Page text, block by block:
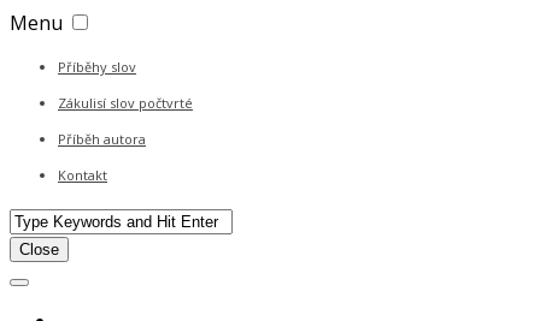
Menu
Příběhy slov
Zákulisí slov počtvrté
Příběh autora
Kontakt
Close